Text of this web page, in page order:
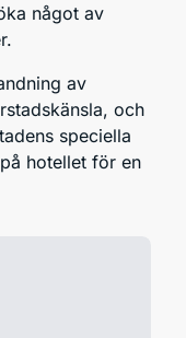
något av
av
och
speciella
hotellet för en